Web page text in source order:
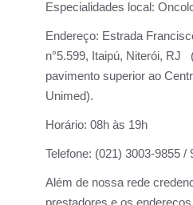
Especialidades local:
Endereço: Estrada
n°5.599, Itaipú, Niterói, RJ
pavimento superior ao
Unimed).
Horário: 08h às 19h
Telefone: (021) 3003-9855 /
Além de nossa rede